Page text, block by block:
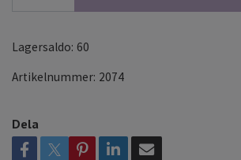
Lagersaldo: 60
Artikelnummer: 2074
Dela